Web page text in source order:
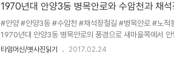
1970년대 안양3동 병목안로와 수암천과 채석
#안양 #안양3동 #수암천 #채석장철길 #병목안로 #노적
1970년대 안양3동 병목안로의 풍경으로 새마을쪽에서 안
사진 오른쪽은 당시 삼진알미늄과 한국아트제지(현재의
타임머신/옛사진읽기 2017.02.24